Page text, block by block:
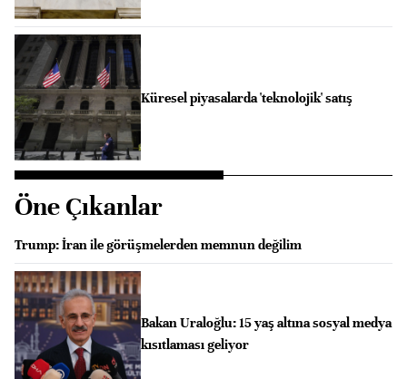
Küresel piyasalarda 'teknolojik' satış
Öne Çıkanlar
Trump: İran ile görüşmelerden memnun değilim
Bakan Uraloğlu: 15 yaş altına sosyal medya
kısıtlaması geliyor